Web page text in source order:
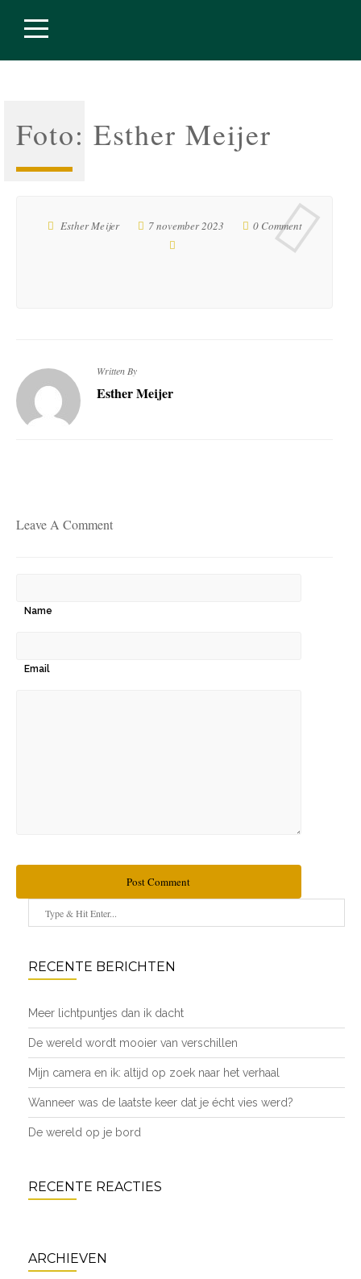
Foto: Esther Meijer
Esther Meijer 7 november 2023 0 Comment
Written By
Esther Meijer
Leave A Comment
Name
Email
Post Comment
RECENTE BERICHTEN
Meer lichtpuntjes dan ik dacht
De wereld wordt mooier van verschillen
Mijn camera en ik: altijd op zoek naar het verhaal
Wanneer was de laatste keer dat je écht vies werd?
De wereld op je bord
RECENTE REACTIES
ARCHIEVEN